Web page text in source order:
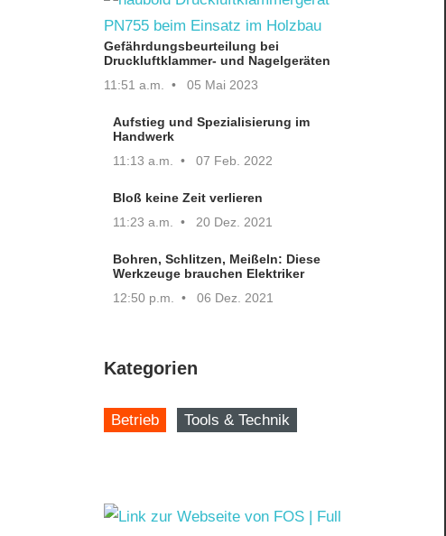
Gefährdungsbeurteilung bei
Druckluftklammer- und Nagelgeräten
11:51 a.m.
05 Mai 2023
Aufstieg und Spezialisierung im
Handwerk
11:13 a.m.
07 Feb. 2022
Bloß keine Zeit verlieren
11:23 a.m.
20 Dez. 2021
Bohren, Schlitzen, Meißeln: Diese
Werkzeuge brauchen Elektriker
12:50 p.m.
06 Dez. 2021
Kategorien
Betrieb Tools & Technik